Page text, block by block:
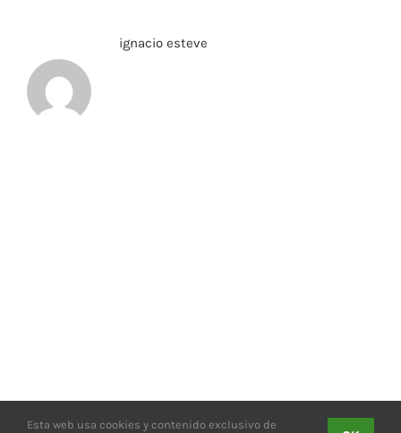
ignacio esteve
Esta web usa cookies y contenido exclusivo de